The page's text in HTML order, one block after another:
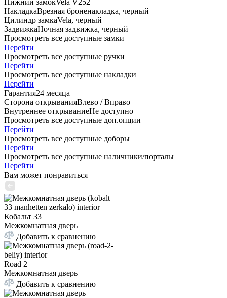
Нижний замокVela V252
НакладкаВрезная броненакладка, черный
Цилиндр замкаVela, черный
ЗадвижкаНочная задвижка, черный
Просмотреть все доступные замки
Перейти
Просмотреть все доступные ручки
Перейти
Просмотреть все доступные накладки
Перейти
Гарантия24 месяца
Сторона открыванияВлево / Вправо
Внутреннее открываниеНе доступно
Просмотреть все доступные доп.опции
Перейти
Просмотреть все доступные доборы
Перейти
Просмотреть все доступные наличники/порталы
Перейти
Вам может понравиться
Кобальт 33
Межкомнатная дверь
Добавить к сравнению
Road 2
Межкомнатная дверь
Добавить к сравнению